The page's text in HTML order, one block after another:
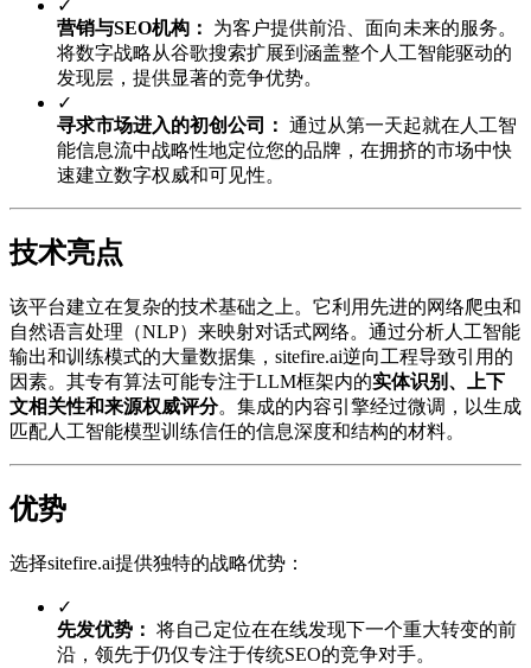
✓
营销与SEO机构：
为客户提供前沿、面向未来的服务。
将数字战略从谷歌搜索扩展到涵盖整个人工智能驱动的
发现层，提供显著的竞争优势。
✓
寻求市场进入的初创公司： 通过从第一天起就在人工智
能信息流中战略性地定位您的品牌，在拥挤的市场中快
速建立数字权威和可见性。
技术亮点
该平台建立在复杂的技术基础之上。它利用先进的网络爬虫和
自然语言处理（NLP）来映射对话式网络。通过分析人工智能
输出和训练模式的大量数据集，sitefire.ai逆向工程导致引用的
因素。其专有算法可能专注于LLM框架内的实体识别、上下
文相关性和来源权威评分。集成的内容引擎经过微调，以生成
匹配人工智能模型训练信任的信息深度和结构的材料。
优势
选择sitefire.ai提供独特的战略优势：
✓
先发优势： 将自己定位在在线发现下一个重大转变的前
沿，领先于仍仅专注于传统SEO的竞争对手。